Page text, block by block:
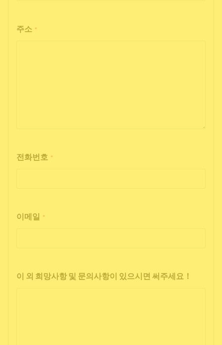
주소 *
전화번호 *
이메일 *
이 외 희망사항 및 문의사항이 있으시면 써주세요！